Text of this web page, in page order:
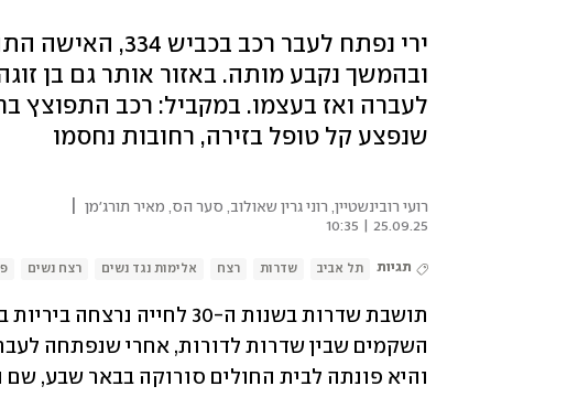
ירי נפתח לעבר
ובהמשך נקבע מותה. באזור אותר גם בן
לעברה ואז בעצמו. במקביל: רכב התפוצץ
שנפצע קל טופל בזירה, רחובות נחסמו
רועי רובינשטיין רוני גרין שאולוב סער הס מאיר תורג'מן
25.09.25 | 10:35
תגיות תל אביב שדרות רצח אלימות נגד נשים רצח נשים